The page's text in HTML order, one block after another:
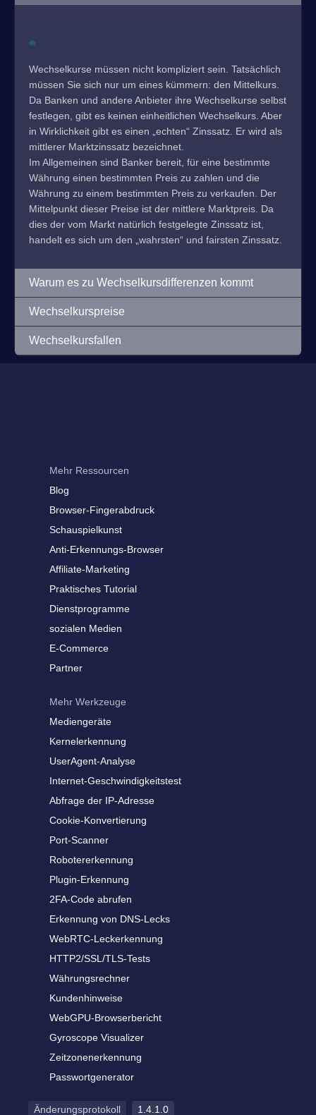
Wechselkurse müssen nicht kompliziert sein. Tatsächlich
müssen Sie sich nur um eines kümmern: den Mittelkurs.
Da Banken und andere Anbieter ihre Wechselkurse selbst
festlegen, gibt es keinen einheitlichen Wechselkurs. Aber
in Wirklichkeit gibt es einen „echten“ Zinssatz. Er wird als
mittlerer Marktzinssatz bezeichnet.
Im Allgemeinen sind Banker bereit, für eine bestimmte
Währung einen bestimmten Preis zu zahlen und die
Währung zu einem bestimmten Preis zu verkaufen. Der
Mittelpunkt dieser Preise ist der mittlere Marktpreis. Da
dies der vom Markt natürlich festgelegte Zinssatz ist,
handelt es sich um den „wahrsten“ und fairsten Zinssatz.
Warum es zu Wechselkursdifferenzen kommt
Wechselkurspreise
Wechselkursfallen
Mehr Ressourcen
Blog
Browser-Fingerabdruck
Schauspielkunst
Anti-Erkennungs-Browser
Affiliate-Marketing
Praktisches Tutorial
Dienstprogramme
sozialen Medien
E-Commerce
Partner
Mehr Werkzeuge
Mediengeräte
Kernelerkennung
UserAgent-Analyse
Internet-Geschwindigkeitstest
Abfrage der IP-Adresse
Cookie-Konvertierung
Port-Scanner
Robotererkennung
Plugin-Erkennung
2FA-Code abrufen
Erkennung von DNS-Lecks
WebRTC-Leckerkennung
HTTP2/SSL/TLS-Tests
Währungsrechner
Kundenhinweise
WebGPU-Browserbericht
Gyroscope Visualizer
Zeitzonenerkennung
Passwortgenerator
Änderungsprotokoll 1.4.1.0